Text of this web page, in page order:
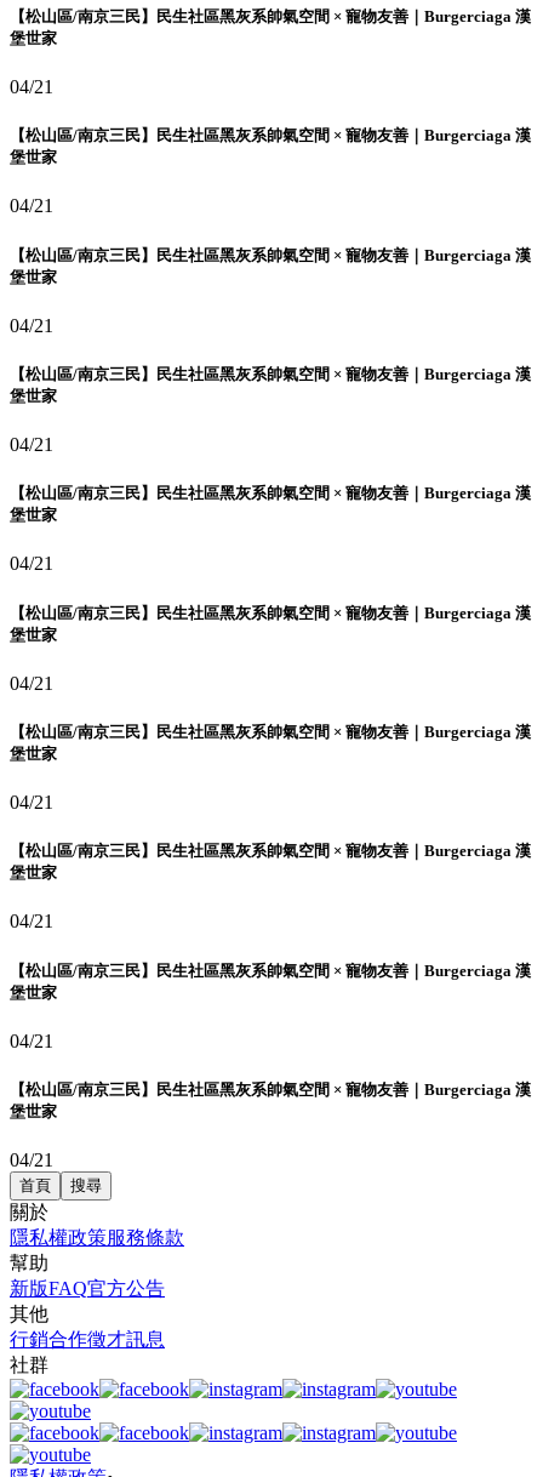
【松山區/南京三民】民生社區黑灰系帥氣空間 × 寵物友善｜Burgerciaga 漢
堡世家
04/21
【松山區/南京三民】民生社區黑灰系帥氣空間 × 寵物友善｜Burgerciaga 漢
堡世家
04/21
【松山區/南京三民】民生社區黑灰系帥氣空間 × 寵物友善｜Burgerciaga 漢
堡世家
04/21
【松山區/南京三民】民生社區黑灰系帥氣空間 × 寵物友善｜Burgerciaga 漢
堡世家
04/21
【松山區/南京三民】民生社區黑灰系帥氣空間 × 寵物友善｜Burgerciaga 漢
堡世家
04/21
【松山區/南京三民】民生社區黑灰系帥氣空間 × 寵物友善｜Burgerciaga 漢
堡世家
04/21
【松山區/南京三民】民生社區黑灰系帥氣空間 × 寵物友善｜Burgerciaga 漢
堡世家
04/21
【松山區/南京三民】民生社區黑灰系帥氣空間 × 寵物友善｜Burgerciaga 漢
堡世家
04/21
【松山區/南京三民】民生社區黑灰系帥氣空間 × 寵物友善｜Burgerciaga 漢
堡世家
04/21
【松山區/南京三民】民生社區黑灰系帥氣空間 × 寵物友善｜Burgerciaga 漢
堡世家
04/21
首頁 搜尋
關於
隱私權政策服務條款
幫助
新版FAQ官方公告
其他
行銷合作徵才訊息
社群